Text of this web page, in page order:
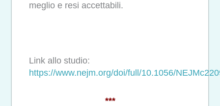
meglio e resi accettabili.
Link allo studio:
https://www.nejm.org/doi/full/10.1056/
***